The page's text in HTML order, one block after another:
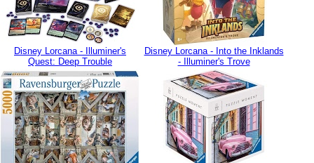
Disney Lorcana - Illuminer's
Quest: Deep Trouble
Disney Lorcana - Into the Inklands
- Illuminer's Trove